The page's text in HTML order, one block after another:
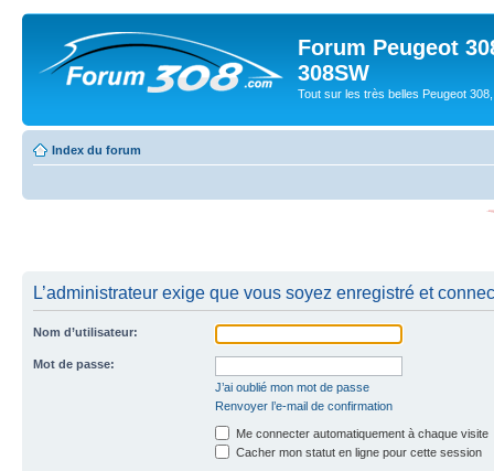
Forum Peugeot
308SW
Tout sur les très belles Peugeot
Index du forum
L’administrateur exige que vous soyez enregistré et
Nom d’utilisateur:
Mot de passe:
J’ai oublié mon mot de passe
Renvoyer l’e-mail de confirmation
Me connecter automatiquement à chaque visite
Cacher mon statut en ligne pour cette session